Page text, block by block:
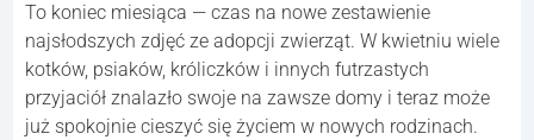
To koniec miesiąca — czas na nowe zestawienie
najsłodszych zdjęć ze adopcji zwierząt. W kwietniu wiele
kotków, psiaków, króliczków i innych futrzastych
przyjaciół znalazło swoje na zawsze domy i teraz może
już spokojnie cieszyć się życiem w nowych rodzinach.